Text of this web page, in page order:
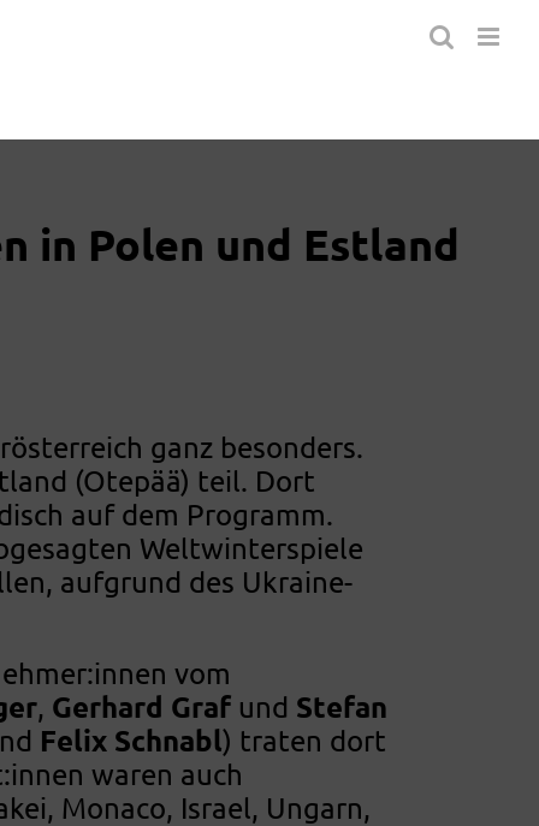
in Polen und Estland
ganz besonders.
(Otepää) teil. Dort
auf dem Programm.
Weltwinterspiele
aufgrund des Ukraine-
vom
, Gerhard Grafund Stefan
Felix Schnabl) traten dort
waren auch
Monaco, Israel, Ungarn,